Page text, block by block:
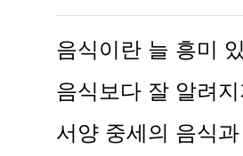
음식이란 늘 흥미
음식보다 잘 알려
서양 중세의 음식